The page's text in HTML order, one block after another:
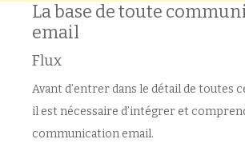
La base de toute
email
Flux
Avant d’entrer dans le détail de toutes
il est nécessaire d’intégrer et
communication email.